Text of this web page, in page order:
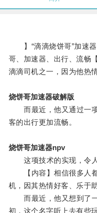
】“滴滴烧饼哥”加速器
哥、加速器、出行、流畅
滴滴司机之一，因为他热
烧饼哥加速器破解版
而最近，他又通过一
客的出行更加流畅。
烧饼哥加速器npv
这项技术的实现，令人
【内容】相信很多人都
机，因其热情好客、乐于
而最近，他又想到了
初，这个名字听上去有些